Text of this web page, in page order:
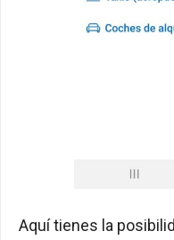
Aquí tienes la